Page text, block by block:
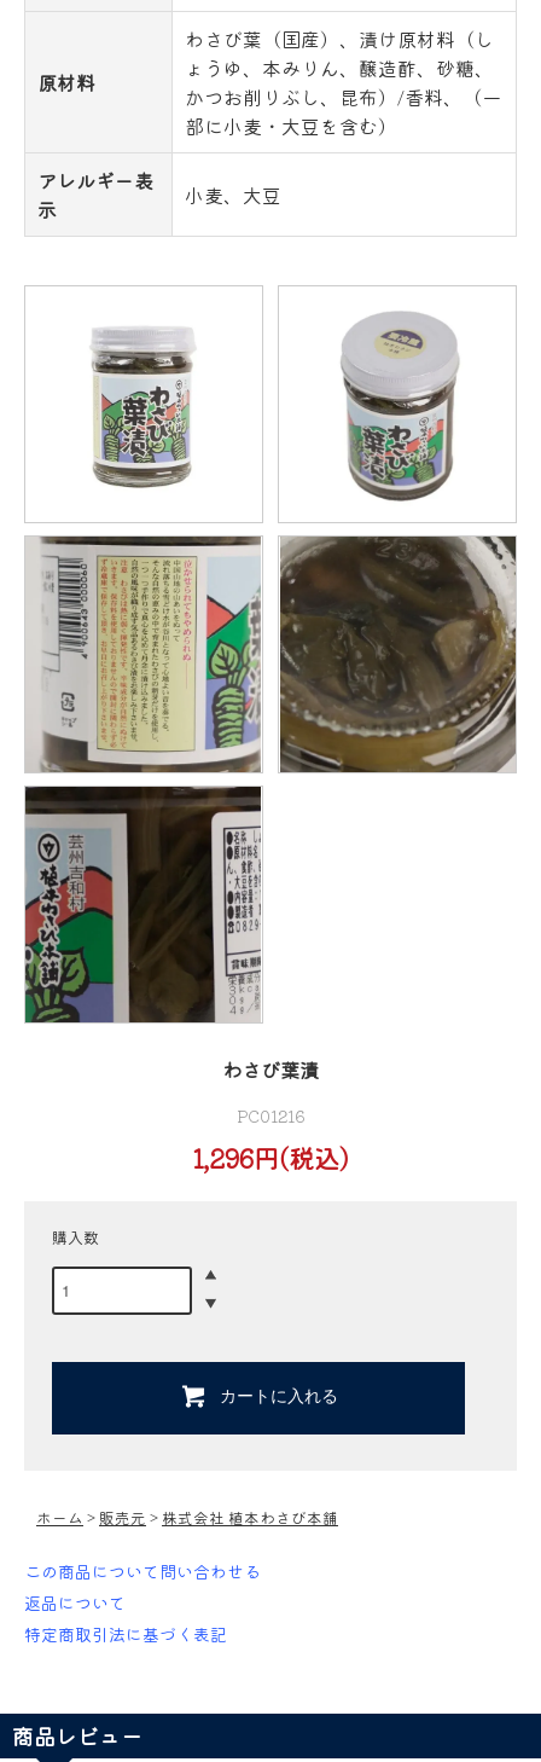
原材料
わさび葉（国産）、漬け原材料（し
ょうゆ、本みりん、醸造酢、砂糖、
かつお削りぶし、昆布）/香料、（一
部に小麦・大豆を含む）
アレルギー表
示
小麦、大豆
わさび葉漬
PC01216
1,296円(税込)
購入数
カートに入れる
ホーム > 販売元 > 株式会社 植本わさび本舗
この商品について問い合わせる
返品について
特定商取引法に基づく表記
商品レビュー